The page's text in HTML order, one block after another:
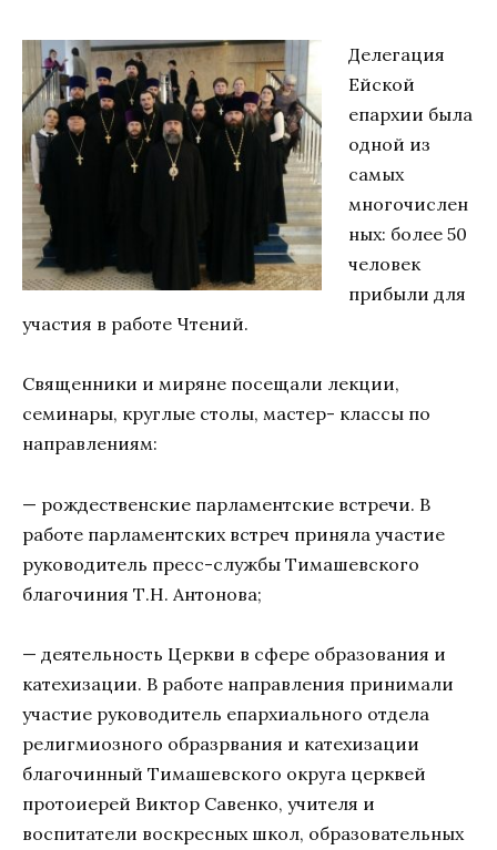
Делегация
Ейской
епархии была
одной из
самых
многочислен
ных: более 50
человек
прибыли для
участия в работе Чтений.
Священники и миряне посещали лекции,
семинары, круглые столы, мастер- классы по
направлениям:
— рождественские парламентские встречи. В
работе парламентских встреч приняла участие
руководитель пресс-службы Тимашевского
благочиния Т.Н. Антонова;
— деятельность Церкви в сфере образования и
катехизации. В работе направления принимали
участие руководитель епархиального отдела
религмиозного образрвания и катехизации
благочинный Тимашевского округа церквей
протоиерей Виктор Савенко, учителя и
воспитатели воскресных школ, образовательных